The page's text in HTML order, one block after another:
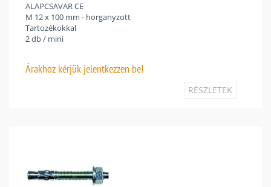
ALAPCSAVAR CE
M 12 x 100 mm - horganyzott
Tartozékokkal
2 db / mini
Árakhoz kérjük jelentkezzen be!
RÉSZLETEK